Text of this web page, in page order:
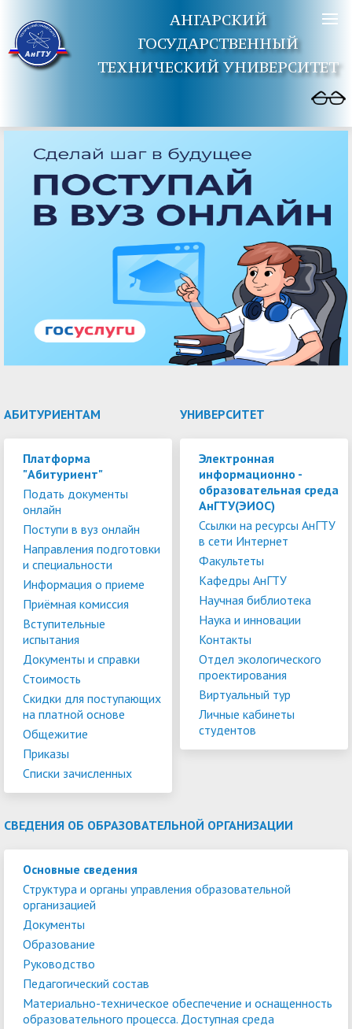
АНГАРСКИЙ
ГОСУДАРСТВЕННЫЙ
ТЕХНИЧЕСКИЙ УНИВЕРСИТЕТ
АБИТУРИЕНТАМ
Платформа
"Абитуриент"
Подать документы
онлайн
Поступи в вуз онлайн
Направления подготовки
и специальности
Информация о приеме
Приёмная комиссия
Вступительные
испытания
Документы и справки
Стоимость
Скидки для поступающих
на платной основе
Общежитие
Приказы
Списки зачисленных
УНИВЕРСИТЕТ
Электронная
информационно -
образовательная среда
АнГТУ(ЭИОС)
Ссылки на ресурсы АнГТУ
в сети Интернет
Факультеты
Кафедры АнГТУ
Научная библиотека
Наука и инновации
Контакты
Отдел экологического
проектирования
Виртуальный тур
Личные кабинеты
студентов
СВЕДЕНИЯ ОБ ОБРАЗОВАТЕЛЬНОЙ ОРГАНИЗАЦИИ
Основные сведения
Структура и органы управления образовательной
организацией
Документы
Образование
Руководство
Педагогический состав
Материально-техническое обеспечение и оснащенность
образовательного процесса. Доступная среда